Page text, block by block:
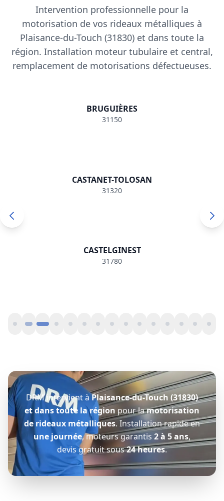
Intervention professionnelle pour la
motorisation de vos rideaux métalliques à
Plaisance-du-Touch (31830) et dans toute la
région. Installation moteur tubulaire et central,
remplacement de motorisations défectueuses.
Motorisation
rideau
métallique
CASTANET-
TOLOSAN
CASTANET-TOLOSAN
31320